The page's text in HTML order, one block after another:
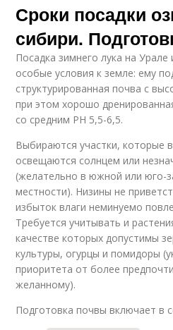
Сроки посадки
сибири.
Посадка зимнего лука на
особые условия к земле: ему
структурированная почва с
при этом хорошо
со средним РН 5,5-6,5.
Выбираются участки, которые
освещаются солнцем или
(желательно в южной или юго-
местности). Низины не
избыток влаги неминуемо
Требуется учитывать и
качестве которых допустимы
культуры, огурцы и помидоры
приоритета от более
желанному).
Подготовка почвы включает в